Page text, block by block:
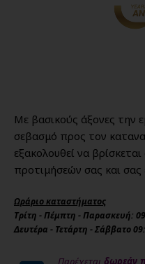
Με βασικούς άξονες την
σεβασμό προς τον
εξακολουθεί να
προτιμήσεών σας και σας
Ωράριο καταστήματος
Τρίτη - Πέμπτη - Παρασκευή:
Δευτέρα - Τετάρτη - Σάββατο
Παρέχεται δωρεάν